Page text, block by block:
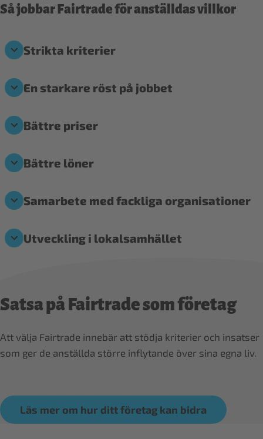
Så jobbar Fairtrade för anställdas villkor
Strikta kriterier
En starkare röst på jobbet
Bättre priser
Bättre löner
Samarbete med fackliga organisationer
Utveckling i lokalsamhället
Satsa på Fairtrade som företag
Att välja Fairtrade innebär att stödja kriterier och insatser
som ger de anställda större inflytande över sina egna liv.
Läs mer om hur ditt företag kan bidra